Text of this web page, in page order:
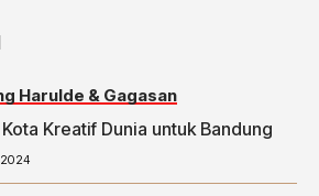
HaruIde & Gagasan
Kreatif Dunia untuk Bandung